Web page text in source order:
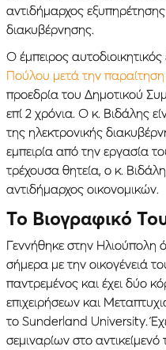
αντιδήμαρχος
διακυβέρνησης.
Ο έμπειρος
Πούλου μετά την παραίτηση
προεδρία του Δημοτικού
επί 2 χρόνια. Ο κ. Βιδάλης
της ηλεκτρονικής
εμπειρία από την εργασία
τρέχουσα θητεία, ο κ.
αντιδήμαρχος οικονομικών.
Το Βιογραφικό
Γεννήθηκε στην Ηλιούπολη
σήμερα με την οικογένειά
παντρεμένος και έχει δύο
επιχειρήσεων και
το Sunderland University.
σεμιναρίων στο